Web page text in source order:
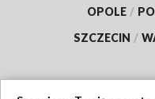
OPOLE /
SZCZECIN /